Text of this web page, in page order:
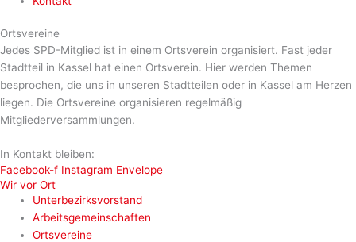
Ortsvereine
Jedes SPD-Mitglied ist in einem Ortsverein organisiert. Fast jeder
Stadtteil in Kassel hat einen Ortsverein. Hier werden Themen
besprochen, die uns in unseren Stadtteilen oder in Kassel am Herzen
liegen. Die Ortsvereine organisieren regelmäßig
Mitgliederversammlungen.
In Kontakt bleiben:
Facebook-f Instagram Envelope
Wir vor Ort
Unterbezirksvorstand
Arbeitsgemeinschaften
Ortsvereine